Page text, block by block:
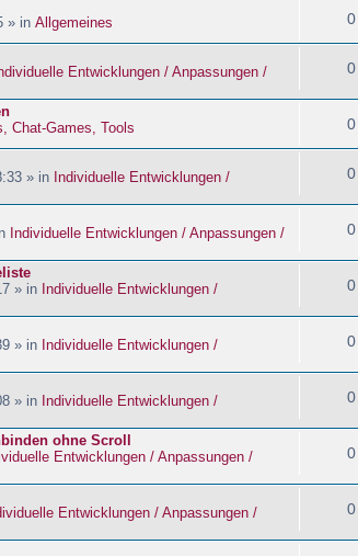
» in Allgemeines 0
Entwicklungen / Anpassungen /
0
Chat-Games, Tools 0
» in Individuelle Entwicklungen /
0
Individuelle Entwicklungen / Anpassungen /
0
» in Individuelle Entwicklungen /
0
» in Individuelle Entwicklungen /
0
» in Individuelle Entwicklungen /
0
ohne Scroll
Entwicklungen / Anpassungen /
0
Entwicklungen / Anpassungen /
0